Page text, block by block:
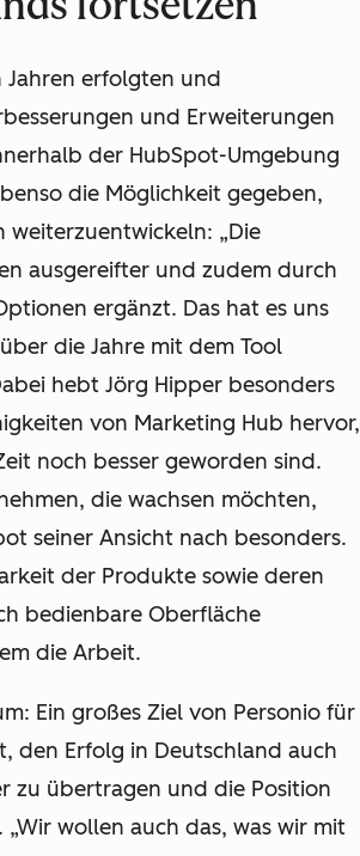
Jahren erfolgten und
und Erweiterungen
der HubSpot-Umgebung
die Möglichkeit gegeben,
weiterzuentwickeln: „Die
ausgereifter und zudem durch
ergänzt. Das hat es uns
die Jahre mit dem Tool
hebt Jörg Hipper besonders
von Marketing Hub hervor,
noch besser geworden sind.
die wachsen möchten,
seiner Ansicht nach besonders.
der Produkte sowie deren
bedienbare Oberfläche
die Arbeit.
Ein großes Ziel von Personio für
den Erfolg in Deutschland auch
zu übertragen und die Position
wollen auch das, was wir mit